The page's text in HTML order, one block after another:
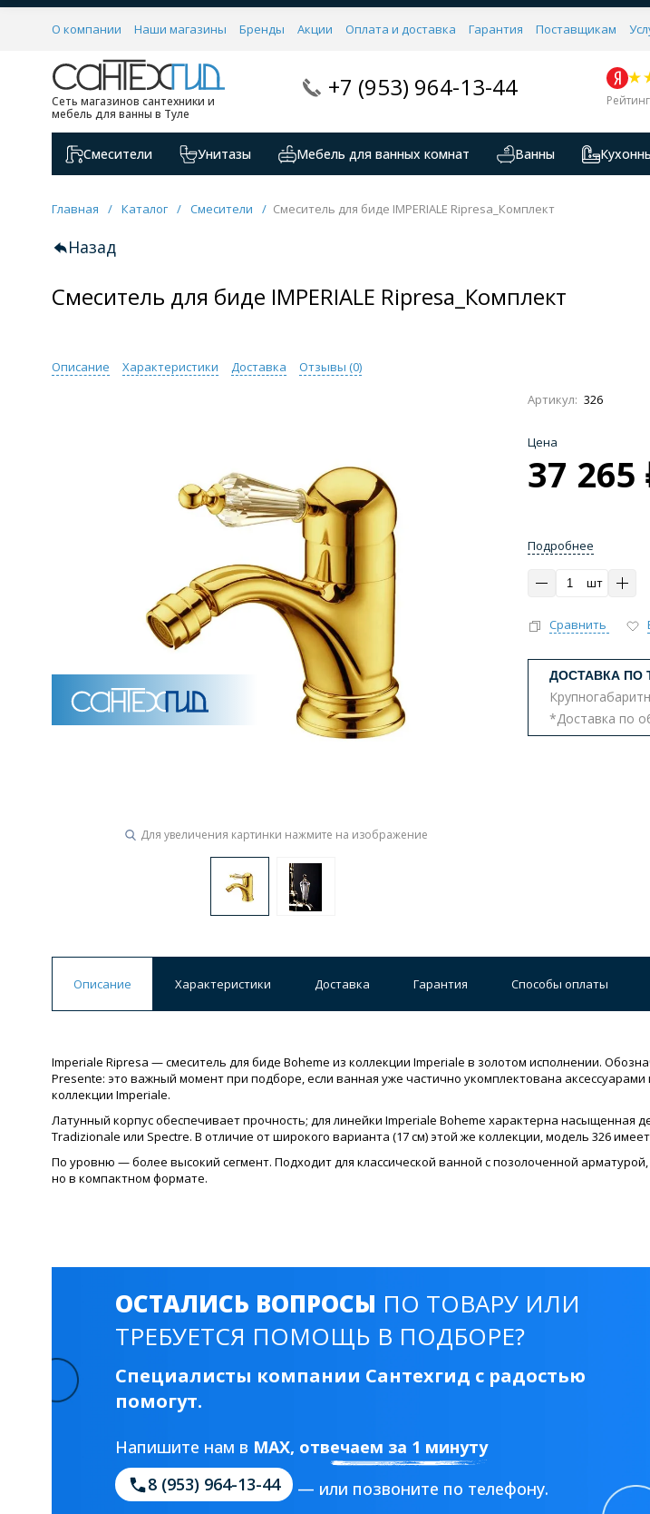
О компании Наши магазины Бренды Акции Оплата и доставка Гарантия Поставщикам
Сеть магазинов сантехники и
мебель для ванны в Туле
+7 (953) 964-13-44
Смесители Унитазы Мебель для ванных комнат Ванны
Главная / Каталог / Смесители / Смеситель для биде IMPERIALE Ripresa_Комплект
Назад
Смеситель для биде IMPERIALE Ripresa_Комплект
Описание Характеристики Доставка Отзывы (0)
Для увеличения картинки нажмите на изображение
Артикул: 326
Цена
37 265
Подробнее
шт
Сравнить
ДОСТАВКА ПО
*Доставка по
Описание Характеристики Доставка Гарантия Способы оплаты
Imperiale Ripresa — смеситель для биде Boheme из коллекции Imperiale в золотом исполнении.
Presente: это важный момент при подборе, если ванная уже частично укомплектована
коллекции Imperiale.
Латунный корпус обеспечивает прочность; для линейки Imperiale Boheme характерна
Tradizionale или Spectre. В отличие от широкого варианта (17 см) этой же коллекции, модель 326
По уровню — более высокий сегмент. Подходит для классической ванной с позолоченной
но в компактном формате.
ОСТАЛИСЬ ВОПРОСЫ ПО ТОВАРУ ИЛИ
ТРЕБУЕТСЯ ПОМОЩЬ В ПОДБОРЕ?
Специалисты компании Сантехгид с радостью
помогут.
Напишите нам в MAX, отвечаем за 1 минуту
8 (953) 964-13-44
— или позвоните по телефону.